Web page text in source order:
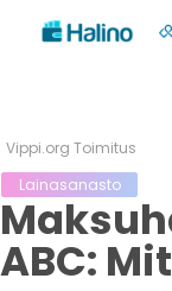
Vippi.org Toimitus
Lainasanasto
ABC: